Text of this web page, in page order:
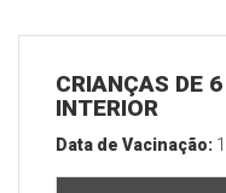
CRIANÇAS DE
INTERIOR
Data de Vacinação: